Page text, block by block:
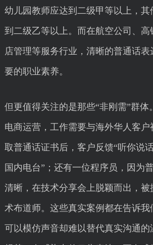
幼儿园教师应达到二级甲等以上，其
到二级乙等以上。而在航空公司、高
店管理等服务行业，清晰的普通话
要的职业素养。
但更值得关注的是那些“非刚需”群体
电商运营，工作需要与海外华人客
取普通话证书后，客户反馈“听你说
国内电台”；还有一位程序员，因为
清晰，在技术分享会上脱颖而出，被
术布道师。这些真实案例都在告诉
可以模仿声音却难以替代真实沟通的